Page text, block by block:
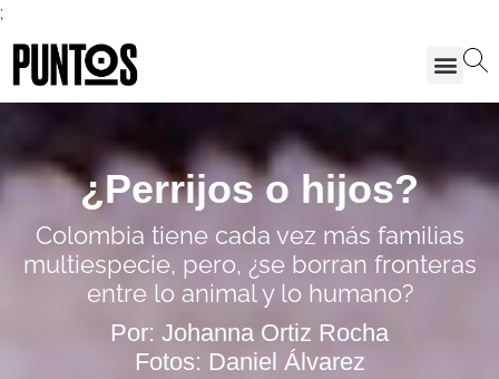
;
¿Perrijos o hijos?
Colombia tiene cada vez más familias
multiespecie, pero, ¿se borran fronteras
entre lo animal y lo humano?
Por: Johanna Ortiz Rocha
Fotos: Daniel Álvarez